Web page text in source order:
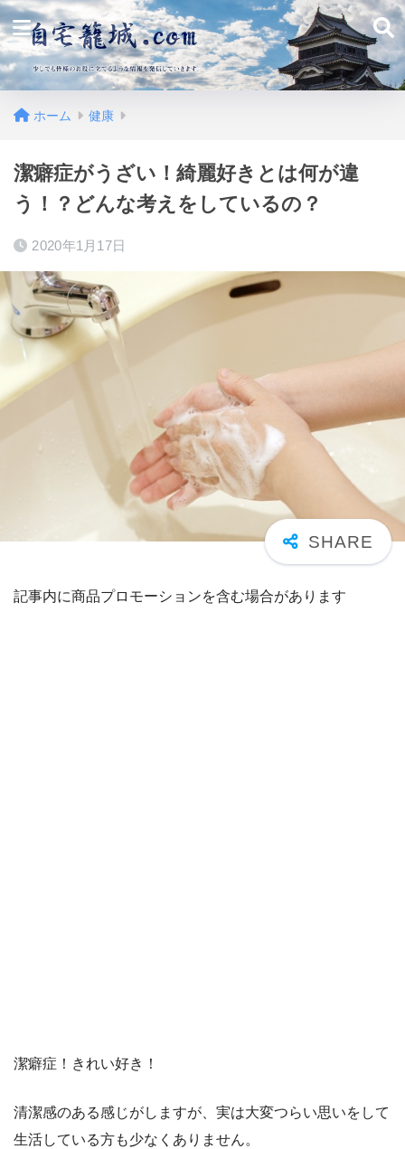
ホーム 健康
潔癖症がうざい！綺麗好きとは何が違
う！？どんな考えをしているの？
2020年1月17日
記事内に商品プロモーションを含む場合があります
潔癖症！きれい好き！
清潔感のある感じがしますが、実は大変つらい思いをして
生活している方も少なくありません。